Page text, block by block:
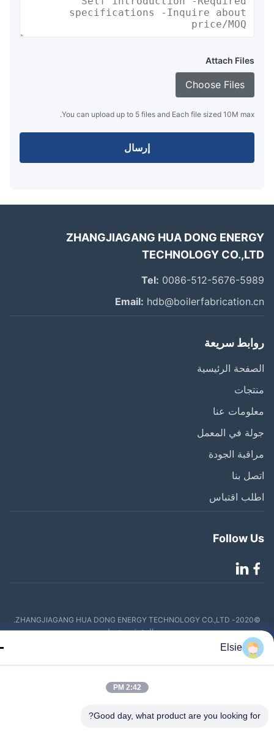
Attach Files
Choose Files
You can upload up to 5 files and Each file sized 10M max.
إرسال
ZHANGJIAGANG HUA DONG
TECHNOLOGY
Tel:0086-512-5676-
Email:
سريعة
الرئيسية
عنا
في المعمل
الجودة
بنا
اقتباس
Follow
©2020- ZHANGJIAGANG HUA DONG ENERGY TECHNOLOGY CO.,LTD.
جميع الحقوق محفوظة
Elsie
2:42 PM
Good day, what product are you looking